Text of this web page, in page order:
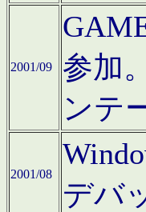
2001/09
参加
ンテ
2001/08
デバ